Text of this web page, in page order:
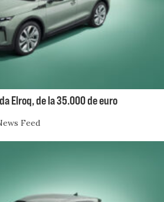
Elroq, de la 35.000 de euro
Feed